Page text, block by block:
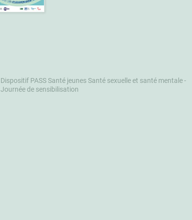
Dispositif PASS Santé jeunes Santé sexuelle et santé mentale -
Journée de sensibilisation